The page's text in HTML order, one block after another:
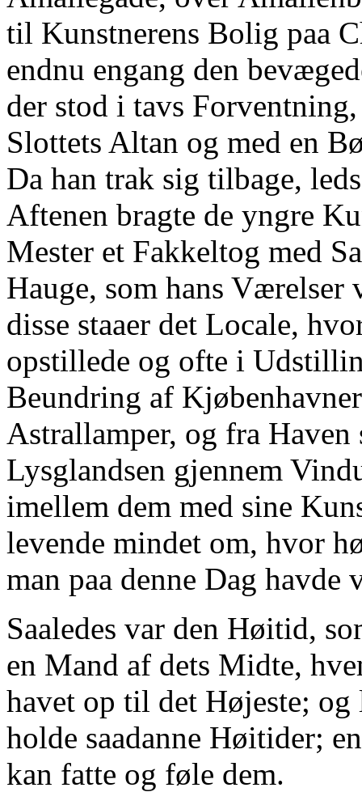
til Kunstnerens Bolig paa
endnu engang den
der stod i tavs
Slottets Altan og med en
Da han trak sig tilbage,
Aftenen bragte de yngre
Mester et Fakkeltog med
Hauge, som hans
disse staaer det Locale,
opstillede og ofte i
Beundring af
Astrallamper, og fra Haven
Lysglandsen gjennem
imellem dem med sine
levende mindet om, hvor
man paa denne Dag
Saaledes var den Høitid,
en Mand af dets Midte,
havet op til det Højeste;
holde saadanne Høitider;
kan fatte og føle dem.